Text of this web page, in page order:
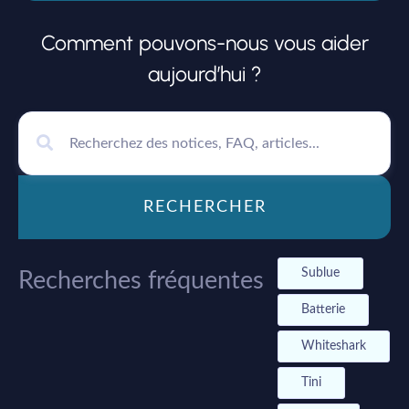
Comment pouvons-nous vous aider
aujourd’hui ?
RECHERCHER
Recherches fréquentes Sublue
Batterie
Whiteshark
Tini